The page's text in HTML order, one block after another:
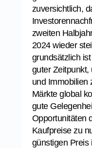
zuversichtlich,
zweiten
2024 wieder
grundsätzlich
guter Zeitpunkt,
und Immobilien
Märkte global
gute
Opportunitäten
Kaufpreise zu
günstigen Preis